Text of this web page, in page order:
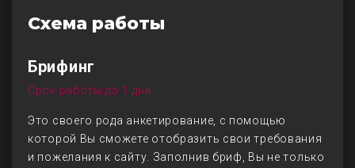
Схема работы
Брифинг
Срок работы до 1 дня
Это своего рода анкетирование, с помощью
которой Вы сможете отобразить свои требования
и пожелания к сайту. Заполнив бриф, Вы не только